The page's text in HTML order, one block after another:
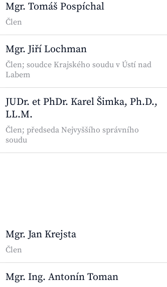
Mgr. Tomáš Pospíchal
Člen
Mgr. Jiří Lochman
Člen; soudce Krajského soudu v Ústí nad
Labem
JUDr. et PhDr. Karel Šimka, Ph.D.,
LL.M.
Člen; předseda Nejvyššího správního
soudu
Mgr. Jan Krejsta
Člen
Mgr. Ing. Antonín Toman